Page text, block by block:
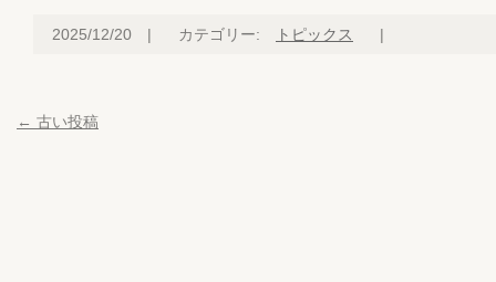
2025/12/20 | カテゴリー: トピックス |
← 古い投稿